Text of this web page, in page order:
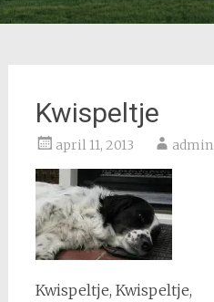
Kwispeltje
april 11, 2013 admin
Kwispeltje, Kwispeltje,